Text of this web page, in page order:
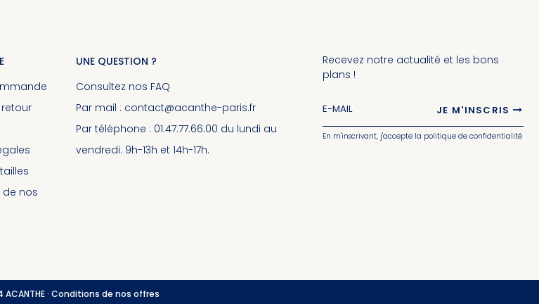
de nos
UNE QUESTION ?
Consultez nos FAQ
Par mail : contact@acanthe-paris.fr
Par téléphone : 01.47.77.66.00 du lundi au
vendredi. 9h-13h et 14h-17h.
Recevez notre actualité et les bons
plans !
JE M'INSCRIS
En m'inscrivant, j'accepte la politique de confidentialité
· Conditions de nos offres